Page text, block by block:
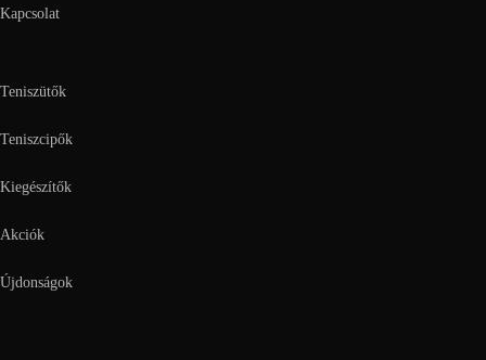
Kapcsolat
Teniszütők
Teniszcipők
Kiegészítők
Akciók
Újdonságok